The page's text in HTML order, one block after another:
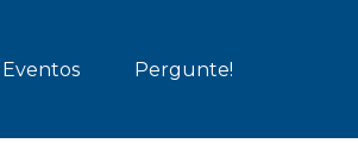
Eventos Pergunte!